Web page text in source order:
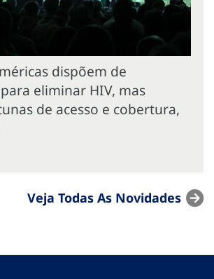
dispõem de
eliminar HIV, mas
de acesso e cobertura,
Veja Todas As Novidades